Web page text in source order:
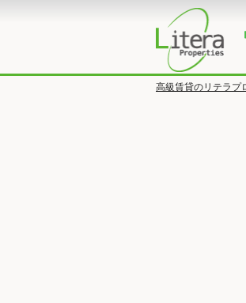
高級賃貸のリテラプ